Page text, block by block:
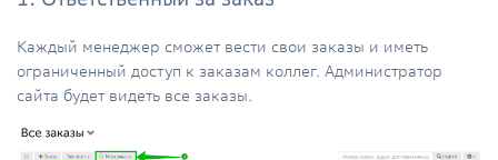
Каждый менеджер сможет вести свои заказы и иметь
ограниченный доступ к заказам коллег. Администратор
сайта будет видеть все заказы.